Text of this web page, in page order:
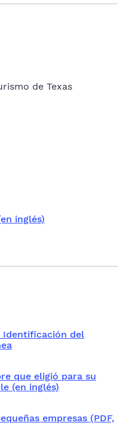
de Texas
inglés)
Identificación del
que eligió para su
(en inglés)
empresas (PDF,